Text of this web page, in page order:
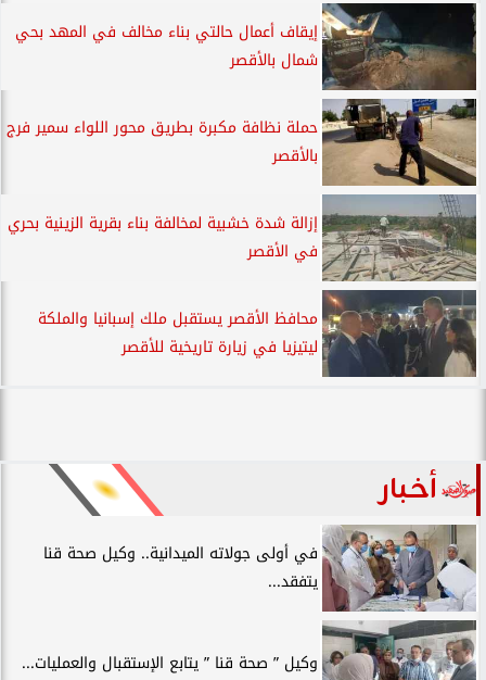
إيقاف أعمال حالتي بناء مخالف في المهد بحي
شمال بالأقصر
حملة نظافة مكبرة بطريق محور اللواء سمير فرج
بالأقصر
إزالة شدة خشبية لمخالفة بناء بقرية الزينية بحري
في الأقصر
محافظ الأقصر يستقبل ملك إسبانيا والملكة
ليتيزيا في زيارة تاريخية للأقصر
أخبار
في أولى جولاته الميدانية.. وكيل صحة قنا
يتفقد...
وكيل ” صحة قنا ” يتابع الإستقبال والعمليات...